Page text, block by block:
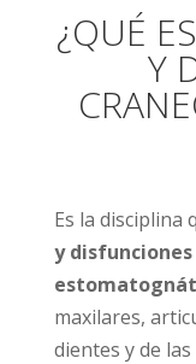
¿QUÉ
Y
Es la disciplina
y
maxilares,
dientes y de